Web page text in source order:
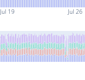
Jul 19 Jul 26